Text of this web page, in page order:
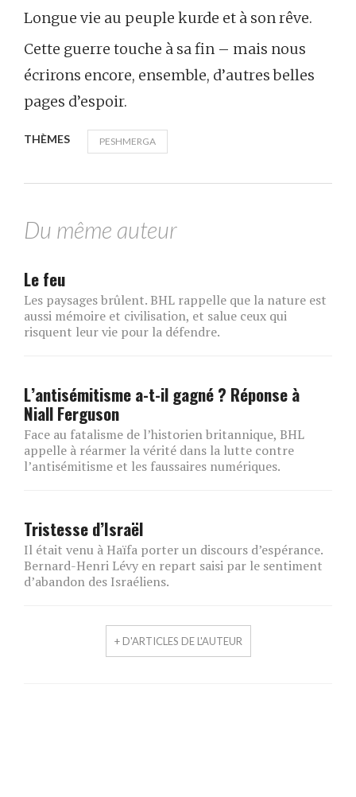
Longue vie au peuple kurde et à son rêve.
Cette guerre touche à sa fin – mais nous
écrirons encore, ensemble, d’autres belles
pages d’espoir.
THÈMES PESHMERGA
Du même auteur
Le feu
Les paysages brûlent. BHL rappelle que la nature est
aussi mémoire et civilisation, et salue ceux qui
risquent leur vie pour la défendre.
L’antisémitisme a-t-il gagné ? Réponse à
Niall Ferguson
Face au fatalisme de l’historien britannique, BHL
appelle à réarmer la vérité dans la lutte contre
l’antisémitisme et les faussaires numériques.
Tristesse d’Israël
Il était venu à Haïfa porter un discours d’espérance.
Bernard-Henri Lévy en repart saisi par le sentiment
d’abandon des Israéliens.
+ D'ARTICLES DE L'AUTEUR